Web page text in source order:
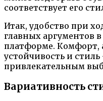
соответствует его
Итак, удобство при
главных аргументов
платформе. Комфорт,
устойчивость и стиль
привлекательным
Вариативность